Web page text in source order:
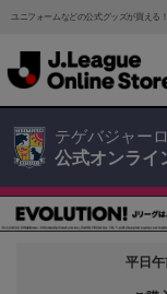
ユニフォームなどの公式グッズが買える！
テゲバジャー
公式オンライ
平日午